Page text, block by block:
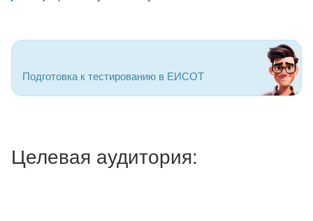
Подготовка к тестированию в ЕИСОТ
Целевая аудитория: